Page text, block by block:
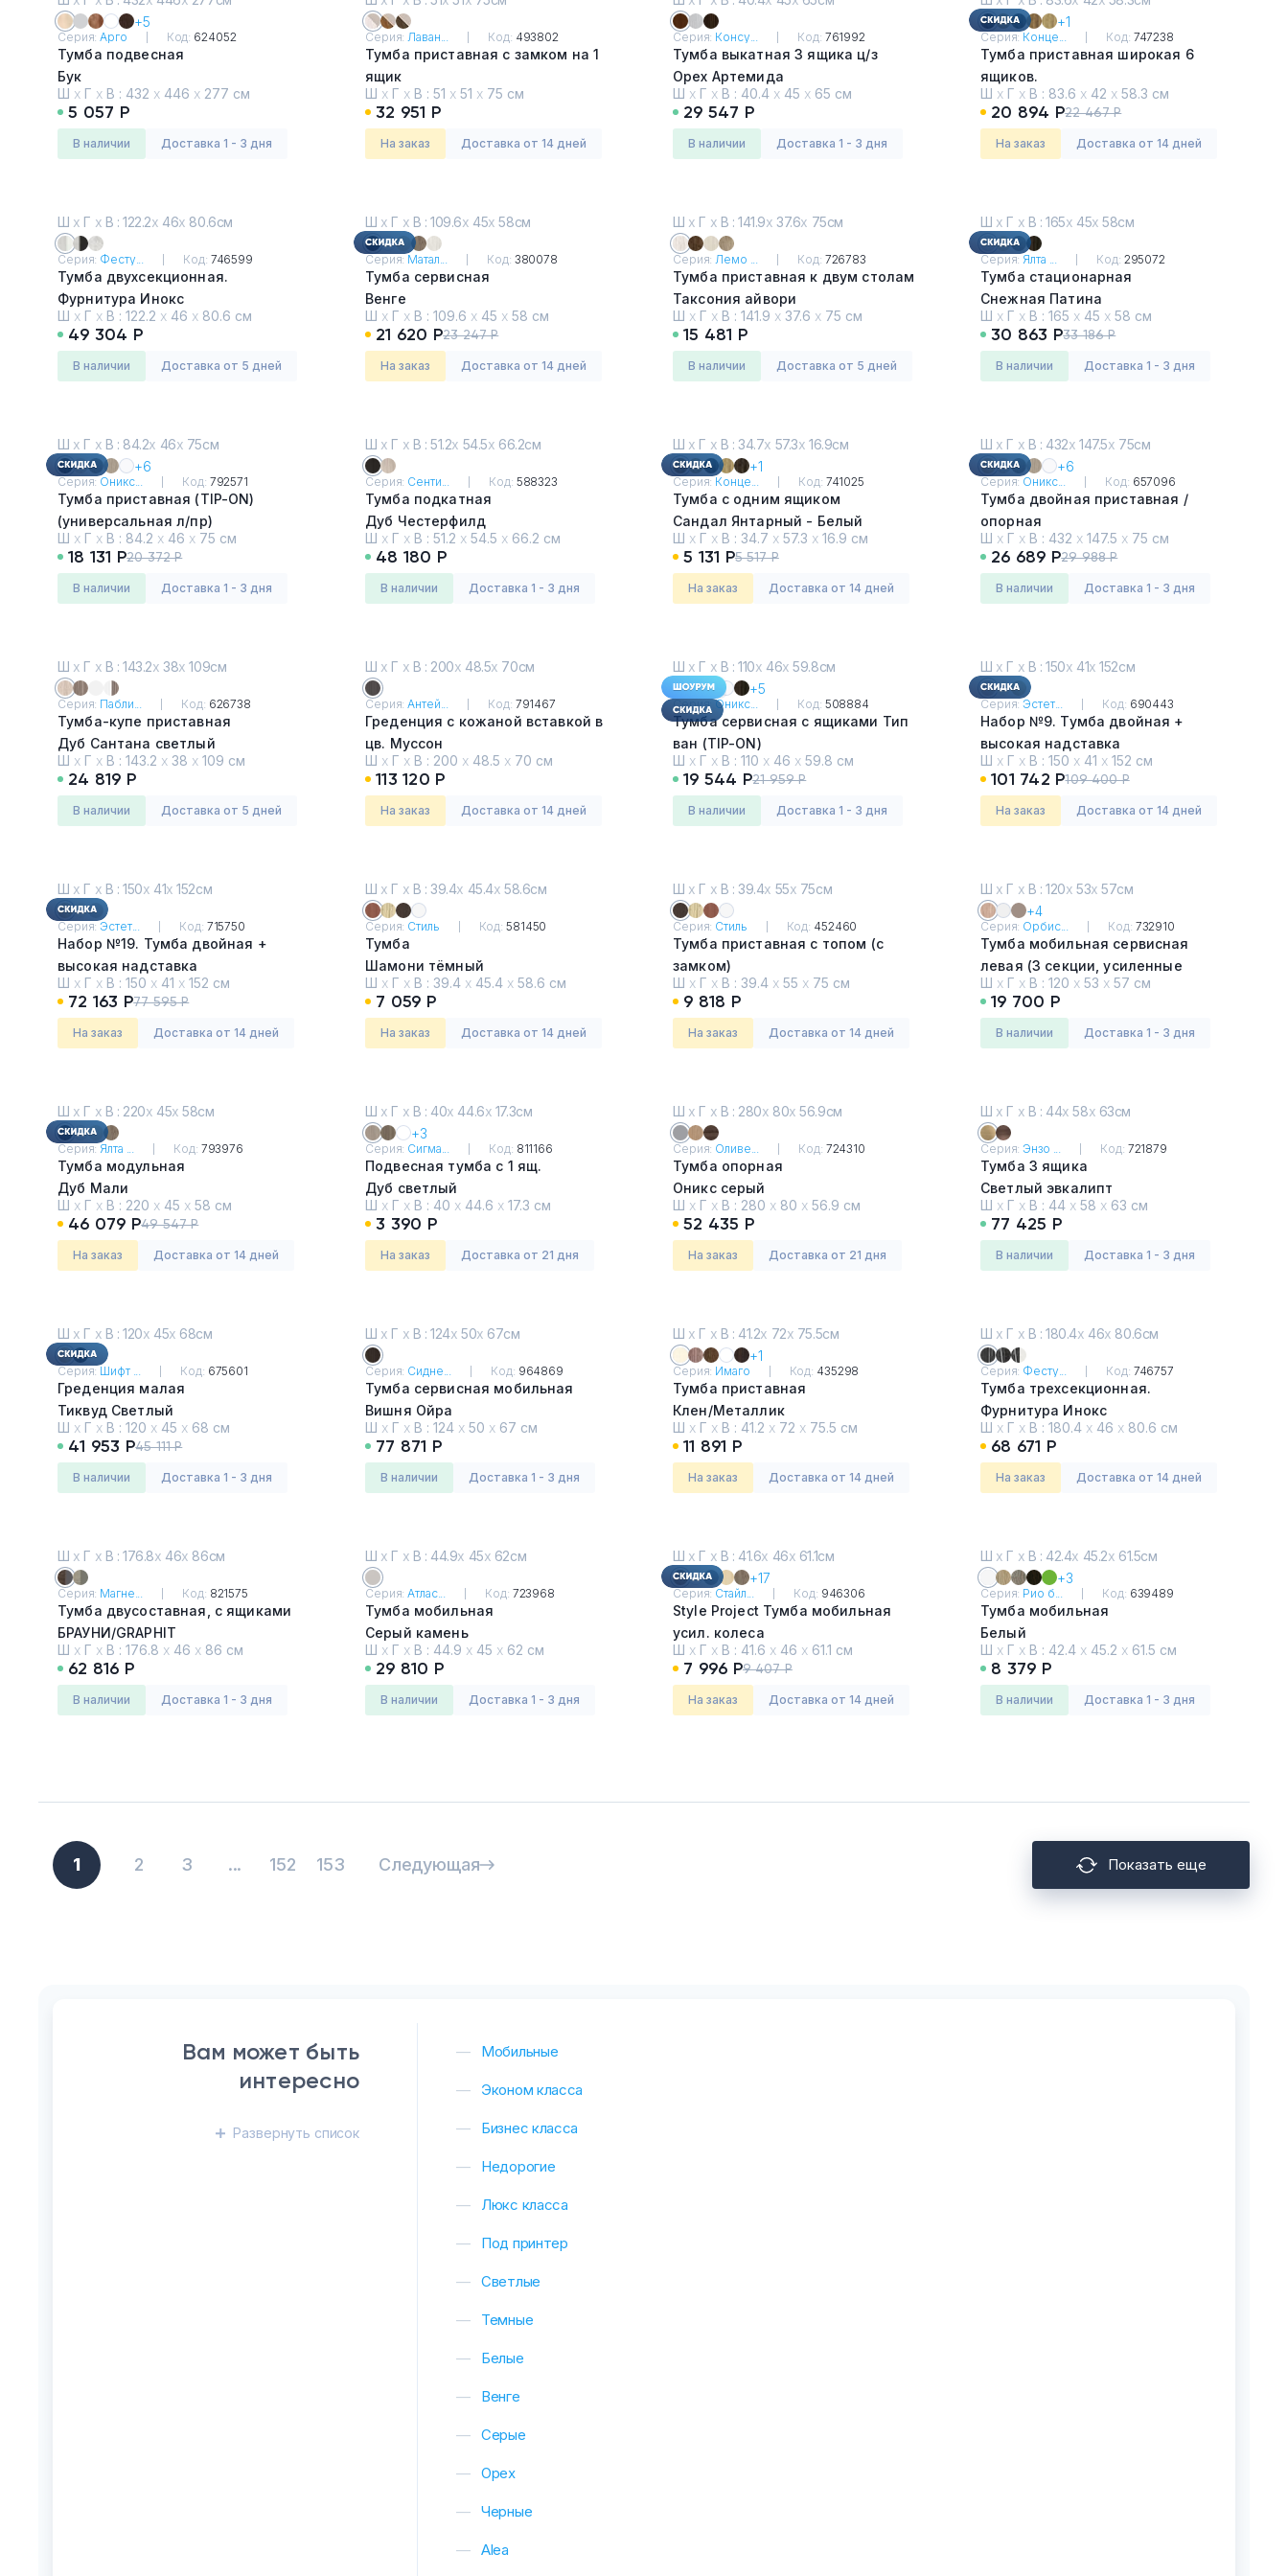
+5
Серия:Арго Код: 624052
Тумба подвесная
Бук
Ш х Г х В : 432 х 446 х 277 см
5 057 Р
в наличии Доставка 1 - 3 дня
Серия:Лаван... Код: 493802
Тумба приставная с замком на 1
ящик
Таксония светлая и бежевый
песок
Ш х Г х В : 51 х 51 х 75 см
32 951 Р
На заказ Доставка от 14 дней
Серия: Консу... Код: 761992
Тумба выкатная 3 ящика ц/з
Орех Артемида
Ш х Г х В : 40.4 х 45 х 65 см
29 547 Р
в наличии Доставка 1 - 3 дня
+1
Серия: Конце... Код: 747238
Тумба приставная широкая 6
ящиков.
Дуб Мали - Черный
Ш х Г х В : 83.6 х 42 х 58.3 см
20 894 Р22 467 Р
На заказ Доставка от 14 дней
Ш х Г х В : 122.2х 46х 80.6см
Серия: Фесту... Код: 746599
Тумба двухсекционная.
Фурнитура Инокс
Хромикс белый / Мрамор Леванто
белый
Ш х Г х В : 122.2 х 46 х 80.6 см
49 304 Р
в наличии Доставка от 5 дней
Ш х Г х В : 109.6х 45х 58см
Серия: Матал... Код: 380078
Тумба сервисная
Венге
Ш х Г х В : 109.6 х 45 х 58 см
21 620 Р23 247 Р
На заказ Доставка от 14 дней
Ш х Г х В : 141.9х 37.6х 75см
Серия:Лемо ... Код: 726783
Тумба приставная к двум столам
Таксония айвори
Ш х Г х В : 141.9 х 37.6 х 75 см
15 481 Р
в наличии Доставка от 5 дней
Ш х Г х В : 165х 45х 58см
Серия: Ялта ... Код: 295072
Тумба стационарная
Снежная Патина
Ш х Г х В : 165 х 45 х 58 см
30 863 Р33 186 Р
в наличии Доставка 1 - 3 дня
Ш х Г х В : 84.2х 46х 75см
+6
Серия: Оникс... Код: 792571
Тумба приставная (TIP-ON)
(универсальная л/пр)
Дуб Мали
Ш х Г х В : 84.2 х 46 х 75 см
18 131 Р20 372 Р
в наличии Доставка 1 - 3 дня
Ш х Г х В : 51.2х 54.5х 66.2см
Серия: Сенти... Код: 588323
Тумба подкатная
Дуб Честерфилд
Ш х Г х В : 51.2 х 54.5 х 66.2 см
48 180 Р
в наличии Доставка 1 - 3 дня
Ш х Г х В : 34.7х 57.3х 16.9см
+1
Серия: Конце... Код: 741025
Тумба с одним ящиком
Сандал Янтарный - Белый
Ш х Г х В : 34.7 х 57.3 х 16.9 см
5 131 Р5 517 Р
На заказ Доставка от 14 дней
Ш х Г х В : 432х 147.5х 75см
+6
Серия: Оникс... Код: 657096
Тумба двойная приставная /
опорная
Тиквуд Светлый
Ш х Г х В : 432 х 147.5 х 75 см
26 689 Р29 988 Р
в наличии Доставка 1 - 3 дня
Ш х Г х В : 143.2х 38х 109см
Серия: Пабли... Код: 626738
Тумба-купе приставная
Дуб Сантана светлый
Ш х Г х В : 143.2 х 38 х 109 см
24 819 Р
в наличии Доставка от 5 дней
Ш х Г х В : 200х 48.5х 70см
Серия:Антей... Код: 791467
Греденция с кожаной вставкой в
цв. Муссон
Металлик АРТ
Ш х Г х В : 200 х 48.5 х 70 см
113 120 Р
На заказ Доставка от 14 дней
Ш х Г х В : 110х 46х 59.8см
+5
Серия:Оникс... Код: 508884
Тумба сервисная с ящиками Тип
ван (TIP-ON)
Дуб Аттик
Ш х Г х В : 110 х 46 х 59.8 см
19 544 Р21 959 Р
в наличии Доставка 1 - 3 дня
Ш х Г х В : 150х 41х 152см
Серия:Эстет... Код: 690443
Набор №9. Тумба двойная +
высокая надставка
Капучино
Ш х Г х В : 150 х 41 х 152 см
101 742 Р109 400 Р
На заказ Доставка от 14 дней
Ш х Г х В : 150х 41х 152см
Серия:Эстет... Код: 715750
Набор №19. Тумба двойная +
высокая надставка
Тиквуд Светлый
Ш х Г х В : 150 х 41 х 152 см
72 163 Р77 595 Р
На заказ Доставка от 14 дней
Ш х Г х В : 39.4х 45.4х 58.6см
Серия: Стиль Код: 581450
Тумба
Шамони тёмный
Ш х Г х В : 39.4 х 45.4 х 58.6 см
7 059 Р
На заказ Доставка от 14 дней
Ш х Г х В : 39.4х 55х 75см
Серия: Стиль Код: 452460
Тумба приставная с топом (с
замком)
Венге
Ш х Г х В : 39.4 х 55 х 75 см
9 818 Р
На заказ Доставка от 14 дней
Ш х Г х В : 120х 53х 57см
+4
Серия: Орбис... Код: 732910
Тумба мобильная сервисная
левая (3 секции, усиленные
колёсные опоры, без ручек)
Светлый дуб
Ш х Г х В : 120 х 53 х 57 см
19 700 Р
в наличии Доставка 1 - 3 дня
Ш х Г х В : 220х 45х 58см
Серия: Ялта ... Код: 793976
Тумба модульная
Дуб Мали
Ш х Г х В : 220 х 45 х 58 см
46 079 Р49 547 Р
На заказ Доставка от 14 дней
Ш х Г х В : 40х 44.6х 17.3см
+3
Серия: Сигма... Код: 811166
Подвесная тумба с 1 ящ.
Дуб светлый
Ш х Г х В : 40 х 44.6 х 17.3 см
3 390 Р
На заказ Доставка от 21 дня
Ш х Г х В : 280х 80х 56.9см
Серия: Оливе... Код: 724310
Тумба опорная
Оникс серый
Ш х Г х В : 280 х 80 х 56.9 см
52 435 Р
На заказ Доставка от 21 дня
Ш х Г х В : 44х 58х 63см
Серия:Энзо ... Код: 721879
Тумба 3 ящика
Светлый эвкалипт
Ш х Г х В : 44 х 58 х 63 см
77 425 Р
в наличии Доставка 1 - 3 дня
Ш х Г х В : 120х 45х 68см
Серия: Шифт ... Код: 675601
Греденция малая
Тиквуд Светлый
Ш х Г х В : 120 х 45 х 68 см
41 953 Р45 111 Р
в наличии Доставка 1 - 3 дня
Ш х Г х В : 124х 50х 67см
Серия: Сидне... Код: 964869
Тумба сервисная мобильная
Вишня Ойра
Ш х Г х В : 124 х 50 х 67 см
77 871 Р
в наличии Доставка 1 - 3 дня
Ш х Г х В : 41.2х 72х 75.5см
+1
Серия: Имаго Код: 435298
Тумба приставная
Клен/Металлик
Ш х Г х В : 41.2 х 72 х 75.5 см
11 891 Р
На заказ Доставка от 14 дней
Ш х Г х В : 180.4х 46х 80.6см
Серия: Фесту... Код: 746757
Тумба трехсекционная.
Фурнитура Инокс
Древесина Графит
Ш х Г х В : 180.4 х 46 х 80.6 см
68 671 Р
На заказ Доставка от 14 дней
Ш х Г х В : 176.8х 46х 86см
Серия: Магне... Код: 821575
Тумба двусоставная, с ящиками
БРАУНИ/GRAPHIT
Ш х Г х В : 176.8 х 46 х 86 см
62 816 Р
в наличии Доставка 1 - 3 дня
Ш х Г х В : 44.9х 45х 62см
Серия:Атлас... Код: 723968
Тумба мобильная
Серый камень
Ш х Г х В : 44.9 х 45 х 62 см
29 810 Р
в наличии Доставка 1 - 3 дня
Ш х Г х В : 41.6х 46х 61.1см
+17
Серия: Стайл... Код: 946306
Style Project Тумба мобильная
усил. колеса
Дуб Табак
Ш х Г х В : 41.6 х 46 х 61.1 см
7 996 Р9 407 Р
На заказ Доставка от 14 дней
Ш х Г х В : 42.4х 45.2х 61.5см
+3
Серия: Рио б... Код: 639489
Тумба мобильная
Белый
Ш х Г х В : 42.4 х 45.2 х 61.5 см
8 379 Р
в наличии Доставка 1 - 3 дня
1 2 3 ... 152 153 Следующая Показать еще
Вам может быть
интересно
Мобильные
Эконом класса
Бизнес класса
Недорогие
Люкс класса
Под принтер
Светлые
Темные
Белые
Венге
Серые
Орех
Черные
Alea
Развернуть список